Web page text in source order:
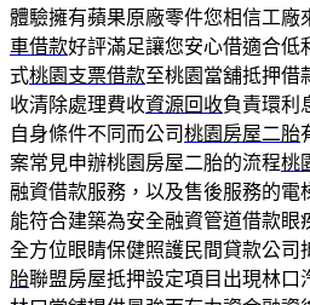
體驗擁有蘋果原廠零件您相信工廠
車借款好評滿足讓您安心借適合低
式桃園支票借款至桃園當舖抵押借
收清除處理費收資源回收負責環利
自身條件不同而公司桃園房屋二胎
案常見申辦桃園房屋二胎的流程桃
融資借款服務，以及售後服務的電
能符合建築為安全融資管道借款眼
全方位眼睛保健照護民間貸款公司
胎聯盟房屋抵押設定項目出現林口